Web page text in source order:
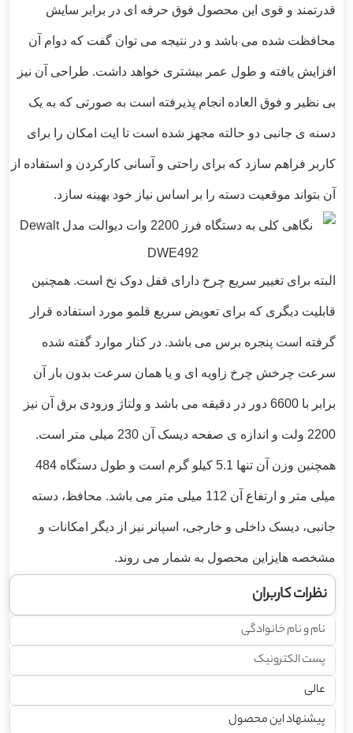
قدرتمند و قوی این محصول فوق حرفه ای در برابر سایش
محافظت شده می باشد و در نتیجه می توان گفت که دوام آن
افزایش یافته و طول عمر بیشتری خواهد داشت. طراحی آن نیز
بی نظیر و فوق العاده انجام پذیرفته است به صورتی که به یک
دسنه ی جانبی دو حالته مجهز شده است تا ایت امکان را برای
کاربر فراهم سازد که برای راحتی و آسانی کارکردن و استفاده از
آن بتواند موقعیت دسته را بر اساس نیاز خود بهینه سازد.
البته برای تغییر سریع چرخ دارای قفل دوک نخ است. همچنین
قابلیت دیگری که برای تعویض سریع قلمو مورد استفاده قرار
گرفته است پنجره برس می باشد. در کنار موارد گفته شده
سرعت چرخش چرخ زاویه ای و یا همان سرعت بدون بار آن
برابر با 6600 دور در دقیقه می باشد و ولتاژ ورودی برق آن نیز
2200 ولت و اندازه ی صفحه دیسک آن 230 میلی متر است.
همچنین وزن آن تنها 5.1 کیلو گرم است و طول دستگاه 484
میلی متر و ارتفاع آن 112 میلی متر می باشد. محافظ، دسته
جانبی، دیسک داخلی و خارجی، اسپانر نیز از دیگر امکانات و
مشخصه هایزاین محصول به شمار می روند.
نظرات کاربران